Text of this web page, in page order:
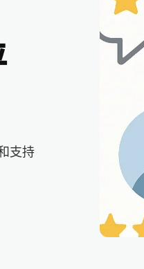
支持